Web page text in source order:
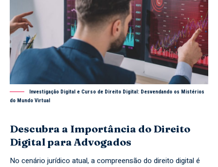
Investigação Digital e Curso de Direito Digital: Desvendando os Mistérios
do Mundo Virtual
Descubra a Importância do Direito
Digital para Advogados
No cenário jurídico atual, a compreensão do direito digital é